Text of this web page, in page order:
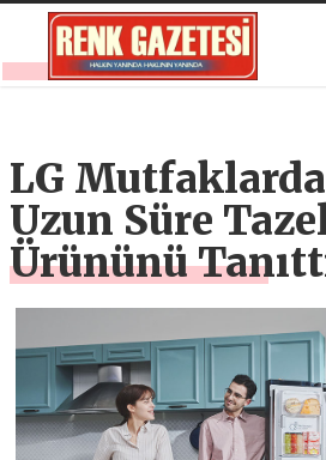
LG Mutfaklarda
Uzun Süre
Ürününü